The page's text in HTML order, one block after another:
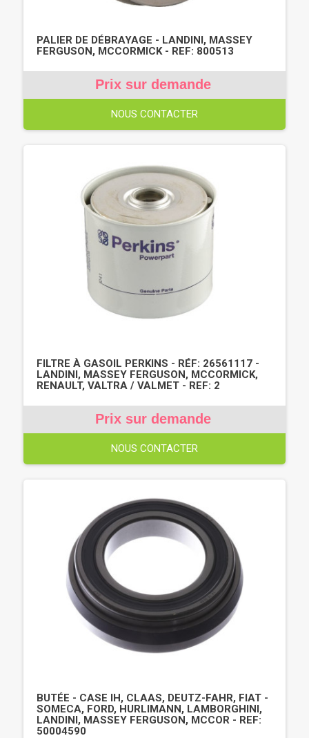
PALIER DE DÉBRAYAGE - LANDINI, MASSEY
FERGUSON, MCCORMICK - REF: 800513
Prix sur demande
NOUS CONTACTER
FILTRE À GASOIL PERKINS - RÉF: 26561117 -
LANDINI, MASSEY FERGUSON, MCCORMICK,
RENAULT, VALTRA / VALMET - REF: 2
Prix sur demande
NOUS CONTACTER
BUTÉE - CASE IH, CLAAS, DEUTZ-FAHR, FIAT -
SOMECA, FORD, HURLIMANN, LAMBORGHINI,
LANDINI, MASSEY FERGUSON, MCCOR - REF:
50004590